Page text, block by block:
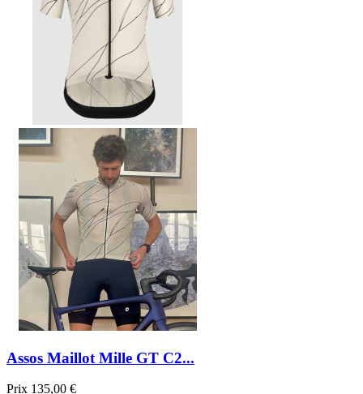
Assos Maillot Mille GT C2...
Prix 135,00 €